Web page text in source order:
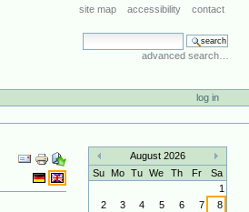
site map accessibility contact
search site
advanced search…
log in
Document
Actions
«
August 2026
»
Su Mo Tu We Th Fr
Sa
1
2
3 4 5 6 7
8